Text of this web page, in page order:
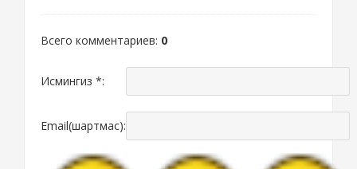
Всего комментариев: 0
Исмингиз *:
Email(шартмас):